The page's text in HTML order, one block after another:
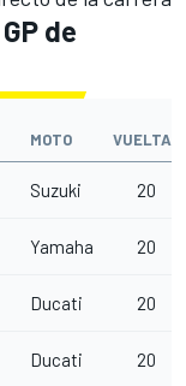
de
MOTO VUELTAS
Suzuki 20
Yamaha 20
Ducati 20
Ducati 20